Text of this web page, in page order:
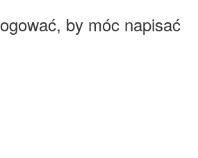
by móc napisać